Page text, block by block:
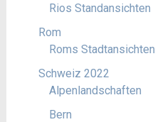
Rios Standansichten
Rom
Roms Stadtansichten
Schweiz 2022
Alpenlandschaften
Bern